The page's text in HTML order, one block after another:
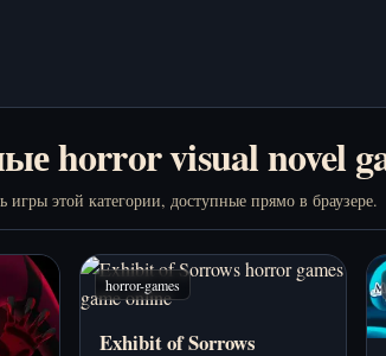
horror visual novel
этой категории, доступные прямо в браузере.
horror-games
Exhibit of Sorrows